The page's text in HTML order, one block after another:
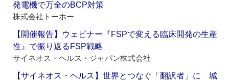
発電機で万全のBCP対策
株式会社トーホー
【開催報告】ウェビナー『FSPで変える臨床開発の生産
性』で振り返るFSP戦略
サイネオス・ヘルス・ジャパン株式会社
【サイネオス・ヘルス】世界とつなぐ「翻訳者」に 城